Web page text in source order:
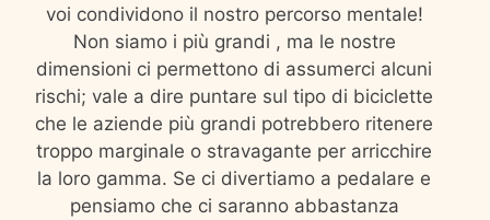
voi condividono il nostro percorso mentale!
Non siamo i più grandi , ma le nostre
dimensioni ci permettono di assumerci alcuni
rischi; vale a dire puntare sul tipo di biciclette
che le aziende più grandi potrebbero ritenere
troppo marginale o stravagante per arricchire
la loro gamma. Se ci divertiamo a pedalare e
pensiamo che ci saranno abbastanza